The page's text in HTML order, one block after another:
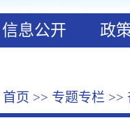
信息公开 政
首页 >> 专题专栏 >>